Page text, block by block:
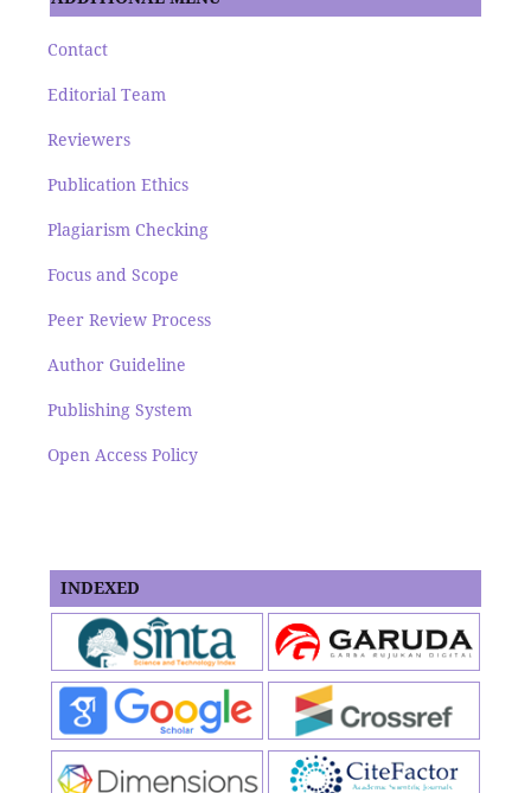
Contact
Editorial Team
Reviewers
Publication Ethics
Plagiarism Checking
Focus and Scope
Peer Review Process
Author Guideline
Publishing System
Open Access Policy
INDEXED